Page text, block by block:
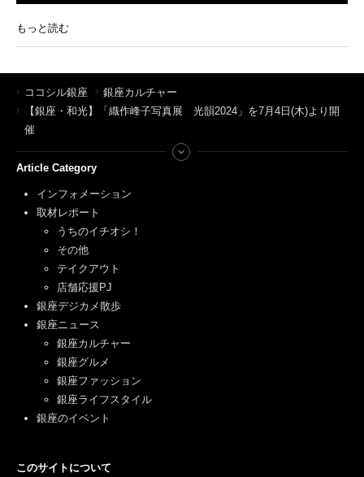
もっと読む
ココシル銀座
銀座カルチャー
【銀座・和光】「織作峰子写真展 光韻2024」を7月4日(木)より開
催
Article Category
インフォメーション
取材レポート
うちのイチオシ！
その他
テイクアウト
店舗応援PJ
銀座デジカメ散歩
銀座ニュース
銀座カルチャー
銀座グルメ
銀座ファッション
銀座ライフスタイル
銀座のイベント
このサイトについて